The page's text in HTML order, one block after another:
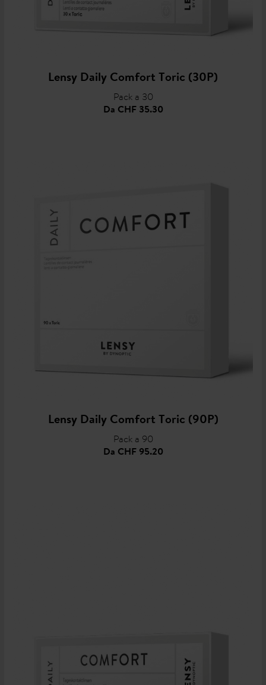
Lensy Daily Comfort Toric (30P)
Pack a 30
Da CHF 35.30
Lensy Daily Comfort Toric (90P)
Pack a 90
Da CHF 95.20